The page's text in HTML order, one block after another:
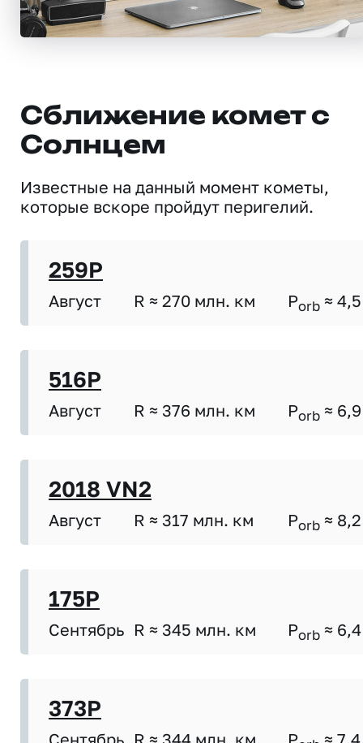
Сближение комет с
Солнцем
Известные на данный момент кометы,
которые вскоре пройдут перигелий.
259P
Август R ≈ 270 млн. км Porb ≈ 4,5
516P
Август R ≈ 376 млн. км Porb ≈ 6,9
2018 VN2
Август R ≈ 317 млн. км Porb ≈ 8,2
175P
Сентябрь R ≈ 345 млн. км Porb ≈ 6,4
373P
Сентябрь R ≈ 344 млн. км P ≈ 7,4